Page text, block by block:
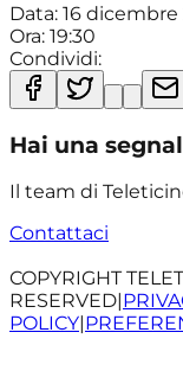
Data: 16 dicembre
Ora: 19:30
Condividi:
Hai una
Il team di
Contattaci
COPYRIGHT
RESERVED|
POLICY|